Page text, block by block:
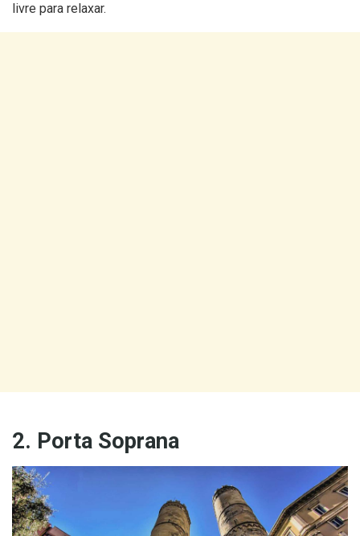
livre para relaxar.
2. Porta Soprana